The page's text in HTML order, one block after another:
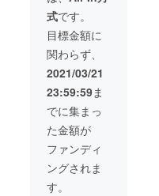
に購入
者のお
名前以
外の文
字を刻
印した
い場合
は備考
欄に記
載くだ
さい(カ
タカナ
で最大
の土日
お昼開
催予定)
更にこ
のプラ
6ヶ月分
の定期
セット
になっ
す！ ※
届け！
コー
ヒー豆
を提供
頂いて
田珈琲
焙煎所
ター
と、あ
好みに
分で豆
を挽く
ところ
から楽
しめま
す！ク
ファン
ディン
グ限定
のマグ
カップ
に淹れ
てお楽
マグ
カップ
+ ハン
ドミ
ル】
6,000円
リター
ンの
10％OF
Fで20名
様限定
のプラ
ンで
す！
式です。
目標金額に
関わらず、
2021/03/21
23:59:59ま
でに集まっ
た金額が
ファンディ
ングされま
す。